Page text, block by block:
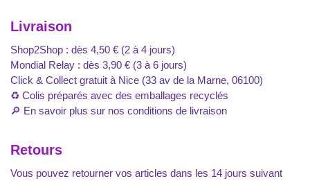
Livraison
Shop2Shop : dès 4,50 € (2 à 4 jours)
Mondial Relay : dès 3,90 € (3 à 6 jours)
Click & Collect gratuit à Nice (33 av de la Marne, 06100)
♻️ Colis préparés avec des emballages recyclés
🔎 En savoir plus sur nos conditions de livraison
Retours
Vous pouvez retourner vos articles dans les 14 jours suivant